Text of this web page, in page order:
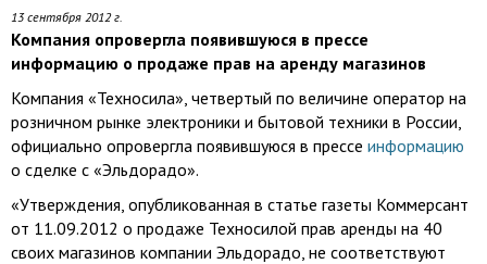
13 сентября 2012 г.
Компания опровергла появившуюся в прессе
информацию о продаже прав на аренду магазинов
Компания «Техносила», четвертый по величине оператор на
розничном рынке электроники и бытовой техники в России,
официально опровергла появившуюся в прессе информацию
о сделке с «Эльдорадо».
«Утверждения, опубликованная в статье газеты Коммерсант
от 11.09.2012 о продаже Техносилой прав аренды на 40
своих магазинов компании Эльдорадо, не соответствуют